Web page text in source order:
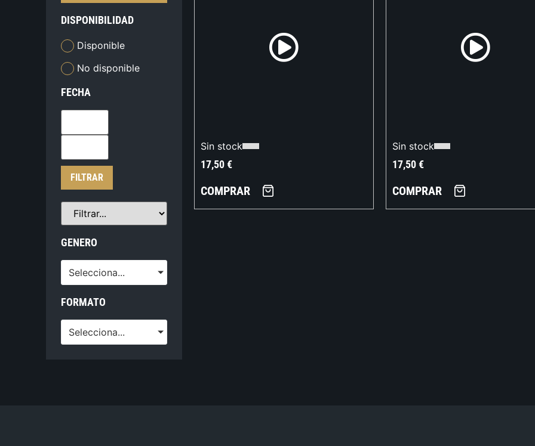
DISPONIBILIDAD
Disponible
No disponible
FECHA
FILTRAR
GENERO
Selecciona...
FORMATO
Selecciona...
Sin stock
17,50€
COMPRAR
Sin stock
17,50€
COMPRAR